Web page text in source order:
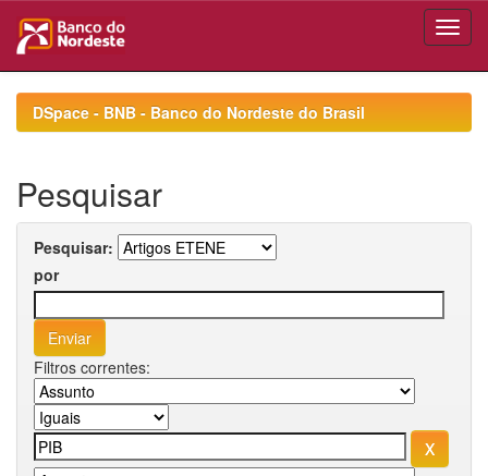
navigationDSpace - BNB - Banco do Nordeste do Brasil
Pesquisar
Pesquisar:
por
Filtros correntes: